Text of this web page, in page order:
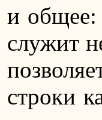
и общее:
служит
строки